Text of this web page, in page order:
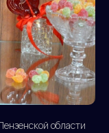
области